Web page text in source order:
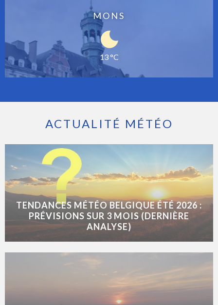
MONS
13 °C
ACTUALITÉ MÉTÉO
TENDANCES MÉTÉO BELGIQUE ÉTÉ 2026 :
PRÉVISIONS SUR 3 MOIS (DERNIÈRE
ANALYSE)